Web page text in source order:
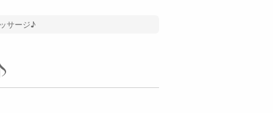
サージ♪